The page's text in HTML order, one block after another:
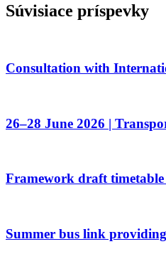
Súvisiace príspevky
Consultation with
26–28 June 2026 |
Framework draft timetable
Summer bus link